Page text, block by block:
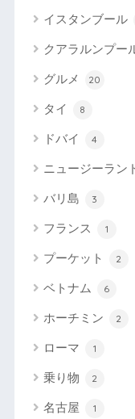
イスタンブール
クアラルンプー
グルメ 20
タイ 8
ドバイ 4
ニュージーラン
バリ島 3
フランス 1
プーケット 2
ベトナム 6
ホーチミン 2
ローマ 1
乗り物 2
名古屋 1